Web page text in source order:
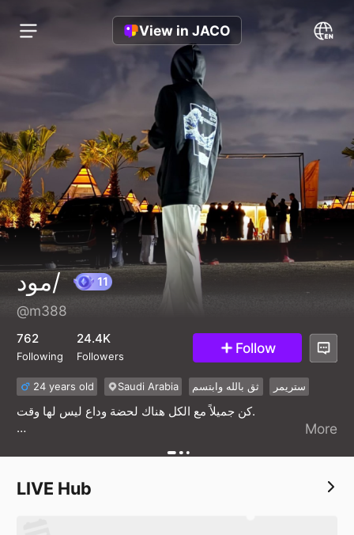
View in JACO
مود/
@m388
762
Following
24.4K
Followers Follow
24 years old Saudi Arabia ثق بالله وابتسم ستريمر
كن جميلاً مع الكل هناك لحضة وداع ليس لها وقت.
More
LIVE Hub